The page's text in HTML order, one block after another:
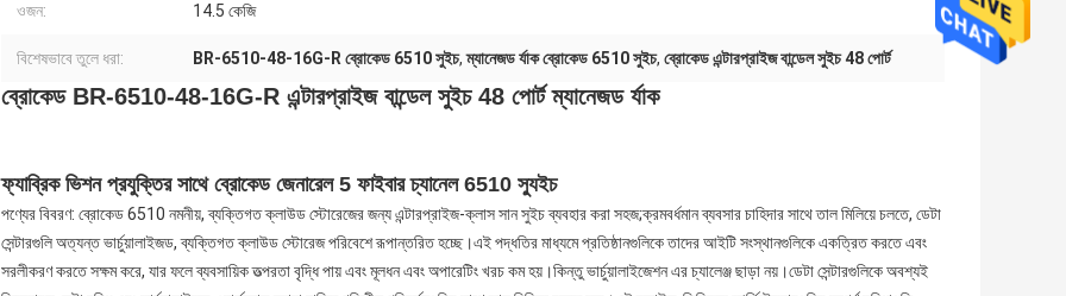
ওজন: 14.5 কেজি
বিশেষভাবে তুলে ধরা: BR-6510-48-16G-R ব্রোকেড 6510 সুইচ,ম্যানেজড র্যাক ব্রোকেড 6510 সুইচ, ব্রোকেড এন্টারপ্রাইজ বান্ডেল সুইচ 48 পোর্ট
ব্রোকেড BR-6510-48-16G-R এন্টারপ্রাইজ বান্ডেল সুইচ 48 পোর্ট ম্যানেজড র্যাক
ফ্যাব্রিক ভিশন প্রযুক্তির সাথে ব্রোকেড জেনারেল 5 ফাইবার চ্যানেল 6510 স্যুইচ
পণ্যের বিবরণ: ব্রোকেড 6510 নমনীয়, ব্যক্তিগত ক্লাউড স্টোরেজের জন্য এন্টারপ্রাইজ-ক্লাস সান সুইচ ব্যবহার করা সহজ;ক্রমবর্ধমান ব্যবসার চাহিদার সাথে তাল মিলিয়ে চলতে, ডেটা
সেন্টারগুলি অত্যন্ত ভার্চুয়ালাইজড, ব্যক্তিগত ক্লাউড স্টোরেজ পরিবেশে রূপান্তরিত হচ্ছে।এই পদ্ধতির মাধ্যমে প্রতিষ্ঠানগুলিকে তাদের আইটি সংস্থানগুলিকে একত্রিত করতে এবং
সরলীকরণ করতে সক্ষম করে, যার ফলে ব্যবসায়িক তত্পরতা বৃদ্ধি পায় এবং মূলধন এবং অপারেটিং খরচ কম হয়।কিন্তু ভার্চুয়ালাইজেশন এর চ্যালেঞ্জ ছাড়া নয়।ডেটা সেন্টারগুলিকে অবশ্যই